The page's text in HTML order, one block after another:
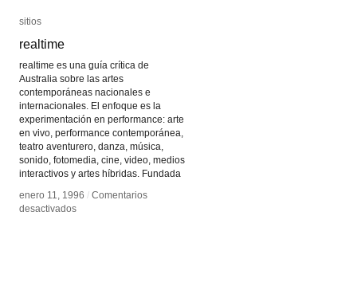
sitios
realtime
realtime es una guía crítica de
Australia sobre las artes
contemporáneas nacionales e
internacionales. El enfoque es la
experimentación en performance: arte
en vivo, performance contemporánea,
teatro aventurero, danza, música,
sonido, fotomedia, cine, video, medios
interactivos y artes híbridas. Fundada
enero 11, 1996 / Comentarios
desactivadosen
sitios
realtime
enero 11, 1996 / Comentarios
desactivadosen